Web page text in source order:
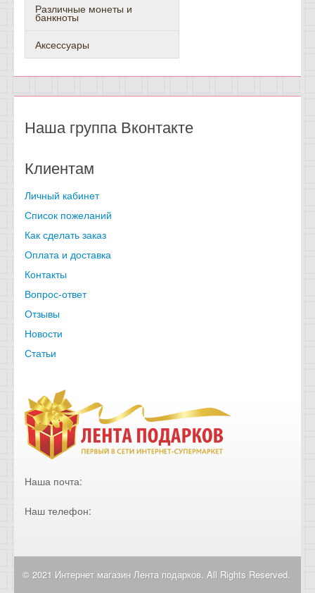
Различные монеты и
банкноты
Аксессуары
Наша группа Вконтакте
Клиентам
Личный кабинет
Список пожеланий
Как сделать заказ
Оплата и доставка
Контакты
Вопрос-ответ
Отзывы
Новости
Статьи
Наша почта:
Наш телефон:
© 2021 Интернет магазин Лента подарков. All Rights Reserved.